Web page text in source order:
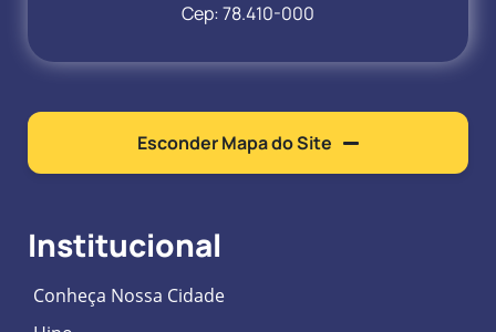
Cep: 78.410-000
Esconder Mapa do Site
Institucional
Conheça Nossa Cidade